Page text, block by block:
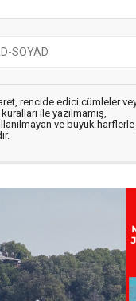
rencide edici cümleler
ile yazılmamış,
ve büyük harflerle